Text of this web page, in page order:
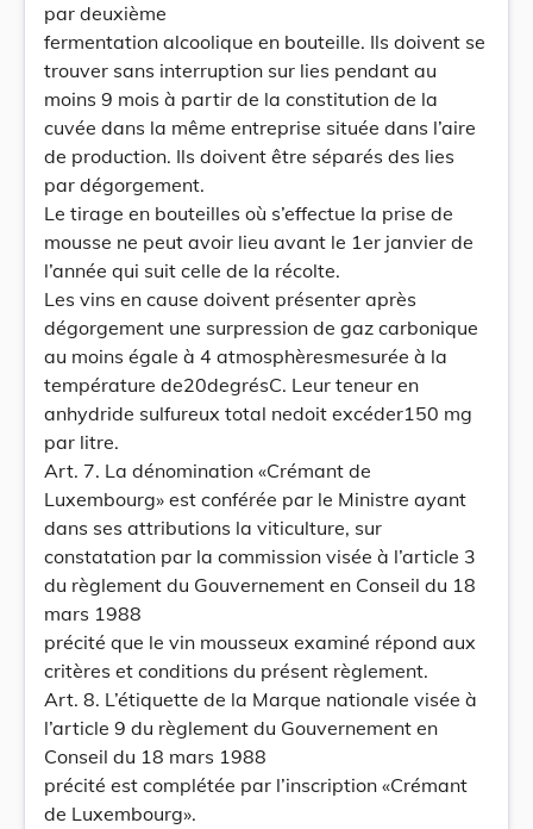
par deuxième
fermentation alcoolique en bouteille. Ils doivent se
trouver sans interruption sur lies pendant au
moins 9 mois à partir de la constitution de la
cuvée dans la même entreprise située dans l’aire
de production. Ils doivent être séparés des lies
par dégorgement.
Le tirage en bouteilles où s’effectue la prise de
mousse ne peut avoir lieu avant le 1er janvier de
l’année qui suit celle de la récolte.
Les vins en cause doivent présenter après
dégorgement une surpression de gaz carbonique
au moins égale à 4 atmosphèresmesurée à la
température de20degrésC. Leur teneur en
anhydride sulfureux total nedoit excéder150 mg
par litre.
Art. 7. La dénomination «Crémant de
Luxembourg» est conférée par le Ministre ayant
dans ses attributions la viticulture, sur
constatation par la commission visée à l’article 3
du règlement du Gouvernement en Conseil du 18
mars 1988
précité que le vin mousseux examiné répond aux
critères et conditions du présent règlement.
Art. 8. L’étiquette de la Marque nationale visée à
l’article 9 du règlement du Gouvernement en
Conseil du 18 mars 1988
précité est complétée par l’inscription «Crémant
de Luxembourg».